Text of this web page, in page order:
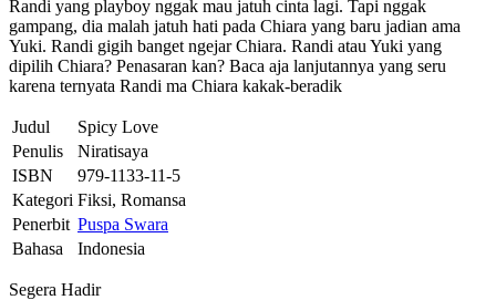
Randi yang playboy nggak mau jatuh cinta lagi. Tapi nggak
gampang, dia malah jatuh hati pada Chiara yang baru jadian ama
Yuki. Randi gigih banget ngejar Chiara. Randi atau Yuki yang
dipilih Chiara? Penasaran kan? Baca aja lanjutannya yang seru
karena ternyata Randi ma Chiara kakak-beradik
Judul
Spicy Love
Penulis
Niratisaya
ISBN
979-1133-11-5
Kategori Fiksi, Romansa
Penerbit Puspa Swara
Bahasa
Indonesia
Segera Hadir